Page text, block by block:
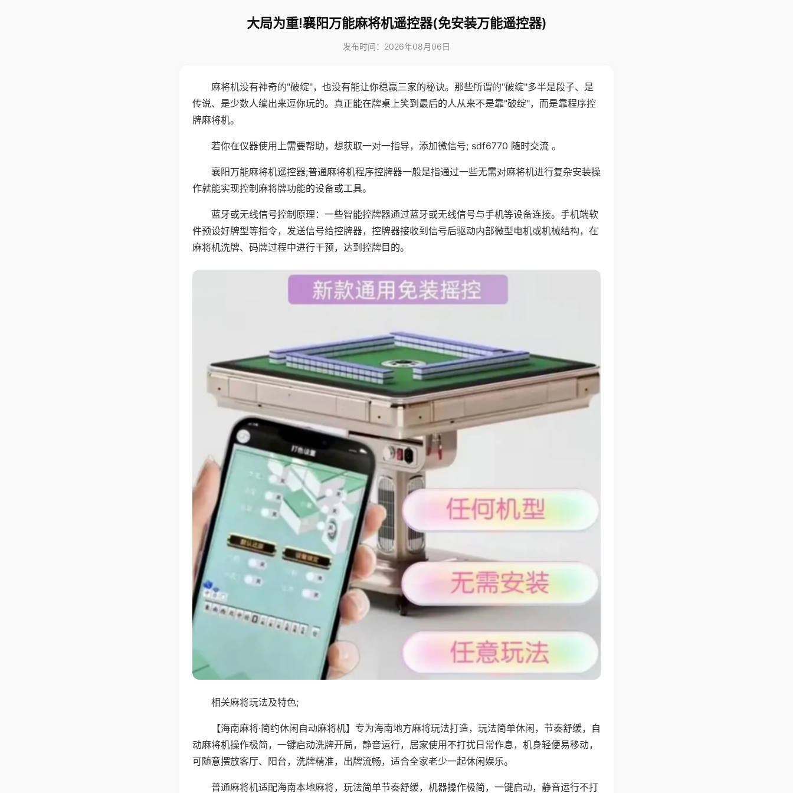
大局为重!襄阳万能麻将机遥控器(免安装万能遥控器)
发布时间：2026年08月06日
麻将机没有神奇的"破绽"，也没有能让你稳赢三家的秘诀。那些所谓的"破绽"多半是段子、是
传说、是少数人编出来逗你玩的。真正能在牌桌上笑到最后的人从来不是靠"破绽"，而是靠程序控
牌麻将机。
若你在仪器使用上需要帮助，想获取一对一指导，添加微信号; sdf6770 随时交流 。
襄阳万能麻将机遥控器;普通麻将机程序控牌器一般是指通过一些无需对麻将机进行复杂安装操
作就能实现控制麻将牌功能的设备或工具。
蓝牙或无线信号控制原理：一些智能控牌器通过蓝牙或无线信号与手机等设备连接。手机端软
件预设好牌型等指令，发送信号给控牌器，控牌器接收到信号后驱动内部微型电机或机械结构，在
麻将机洗牌、码牌过程中进行干预，达到控牌目的。
相关麻将玩法及特色;
【海南麻将·简约休闲自动麻将机】专为海南地方麻将玩法打造，玩法简单休闲，节奏舒缓，自
动麻将机操作极简，一键启动洗牌开局，静音运行，居家使用不打扰日常作息，机身轻便易移动，
可随意摆放客厅、阳台，洗牌精准，出牌流畅，适合全家老少一起休闲娱乐。
普通麻将机适配海南本地麻将，玩法简单节奏舒缓，机器操作极简，一键启动，静音运行不打